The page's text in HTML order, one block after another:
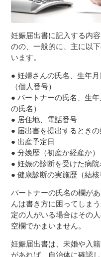
妊娠届出書に記入する内
のの、一般的に、主に以
います。
● 妊婦さんの氏名、生年
（個人番号）
● パートナーの氏名、生
の氏名）
● 居住地、電話番号
● 届出書を提出するとき
● 出産予定日
● 分娩歴（初産か経産か）
● 妊娠の診断を受けた病
● 健康診断の実施歴（結核
パートナーの氏名の欄が
んは書き方に困ってしま
定の人がいる場合はその
空欄でかまいません。
妊娠届出書は、未婚や入
があれば、自治体に確認